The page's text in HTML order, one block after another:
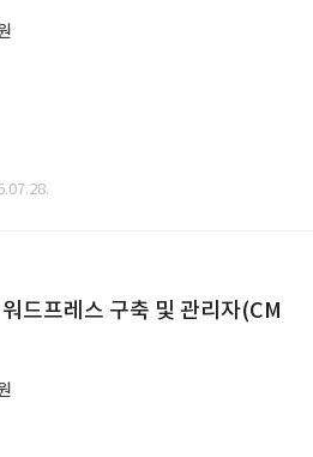
드프레스 구축 및 관리자(CM